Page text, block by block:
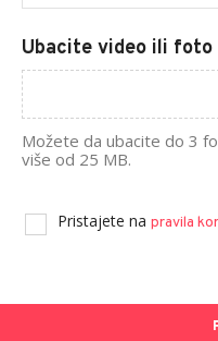
Ubacite video ili foto
Možete da ubacite do 3
više od 25 MB.
Pristajete na pravila